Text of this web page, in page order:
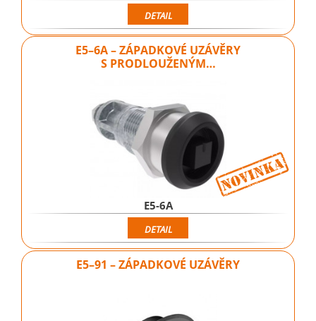
DETAIL
E5–6A – ZÁPADKOVÉ UZÁVĚRY
S PRODLOUŽENÝM…
E5-6A
DETAIL
E5–91 – ZÁPADKOVÉ UZÁVĚRY